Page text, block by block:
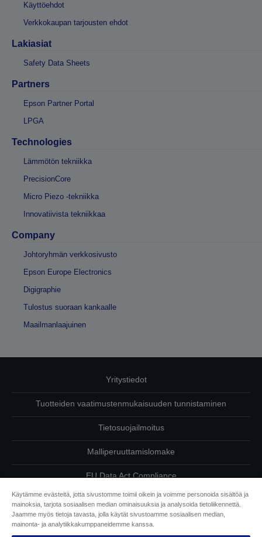
Käyttöehdot
Verkkokaupan tarjousten ehdot
Lakiasiat
Safety Data Sheets
Partners
Epson Partner Portal
LPGA
Technologies
Lämmötön tekniikka
PrecisionCore
Micro Piezo -tekniikka
Innovatiivista tekniikkaa
Company
Johtoryhmän verkkosivusto
Epson Europe Electronics
Digigraphie
Tulostus suoraan kankaalle
Maailmanlaajuinen
Yritystiedot
Tuotteiden vaatimustenmukaisuuden tunnistaminen
Tietosuojailmoitus
Malliperuuttamislomake
EU Data Act Compliance
Ota meihin yhteyttä omista tiedoistasi
Tietoa evästeistä
Käytämme evästeitä, jotta sivustomme toimii oikein ja voimme personoida sisältöä ja
mainoksia, tarjota sosiaalisen median ominaisuuksia ja analysoida tietoliikennettä.
Jaamme myös tietoja tavasta, jolla käytät sivustoamme sosiaalisen median,
mainonta- ja analytiikkakumppaneidemme kanssa.